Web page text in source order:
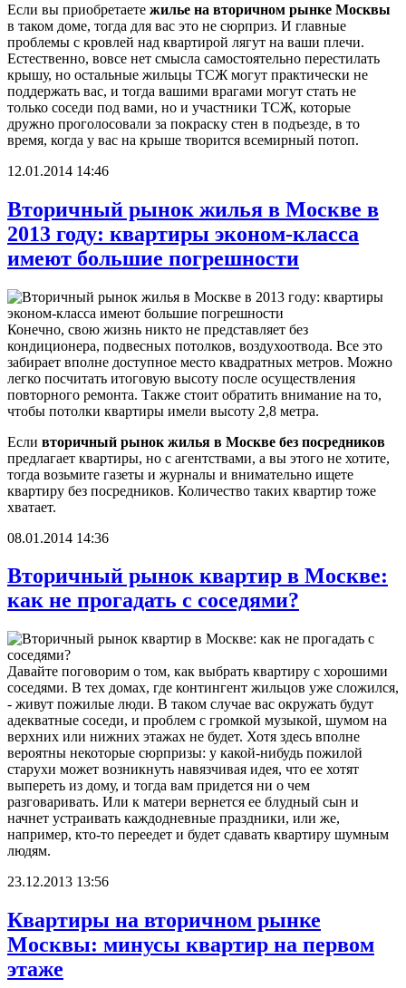
Если вы приобретаете жилье на вторичном рынке Москвы
в таком доме, тогда для вас это не сюрприз. И главные
проблемы с кровлей над квартирой лягут на ваши плечи.
Естественно, вовсе нет смысла самостоятельно перестилать
крышу, но остальные жильцы ТСЖ могут практически не
поддержать вас, и тогда вашими врагами могут стать не
только соседи под вами, но и участники ТСЖ, которые
дружно проголосовали за покраску стен в подъезде, в то
время, когда у вас на крыше творится всемирный потоп.
12.01.2014 14:46
Вторичный рынок жилья в Москве в
2013 году: квартиры эконом-класса
имеют большие погрешности
Конечно, свою жизнь никто не представляет без
кондиционера, подвесных потолков, воздухоотвода. Все это
забирает вполне доступное место квадратных метров. Можно
легко посчитать итоговую высоту после осуществления
повторного ремонта. Также стоит обратить внимание на то,
чтобы потолки квартиры имели высоту 2,8 метра.
Если вторичный рынок жилья в Москве без посредников
предлагает квартиры, но с агентствами, а вы этого не хотите,
тогда возьмите газеты и журналы и внимательно ищете
квартиру без посредников. Количество таких квартир тоже
хватает.
08.01.2014 14:36
Вторичный рынок квартир в Москве:
как не прогадать с соседями?
Давайте поговорим о том, как выбрать квартиру с хорошими
соседями. В тех домах, где контингент жильцов уже сложился,
- живут пожилые люди. В таком случае вас окружать будут
адекватные соседи, и проблем с громкой музыкой, шумом на
верхних или нижних этажах не будет. Хотя здесь вполне
вероятны некоторые сюрпризы: у какой-нибудь пожилой
старухи может возникнуть навязчивая идея, что ее хотят
выпереть из дому, и тогда вам придется ни о чем
разговаривать. Или к матери вернется ее блудный сын и
начнет устраивать каждодневные праздники, или же,
например, кто-то переедет и будет сдавать квартиру шумным
людям.
23.12.2013 13:56
Квартиры на вторичном рынке
Москвы: минусы квартир на первом
этаже